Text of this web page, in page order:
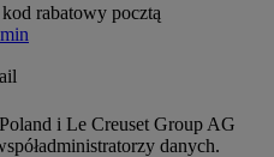
rabatowy pocztą
i Le Creuset Group AG
danych.